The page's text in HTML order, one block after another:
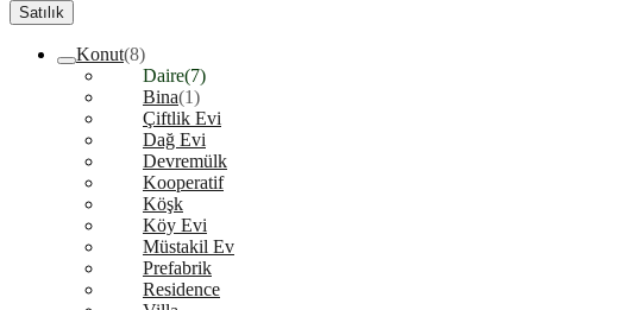
Satılık
Konut(8)
Daire(7)
Bina(1)
Çiftlik Evi
Dağ Evi
Devremülk
Kooperatif
Köşk
Köy Evi
Müstakil Ev
Prefabrik
Residence